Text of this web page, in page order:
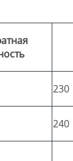
230
240